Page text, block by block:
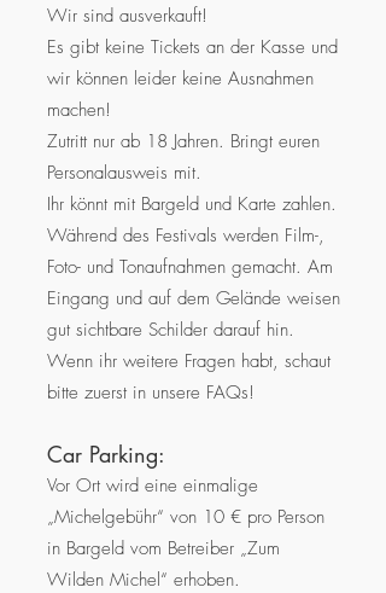
Wir sind ausverkauft!
Es gibt keine Tickets an der Kasse und
wir können leider keine Ausnahmen
machen!
Zutritt nur ab 18 Jahren. Bringt euren
Personalausweis mit.
Ihr könnt mit Bargeld und Karte zahlen.
Während des Festivals werden Film-,
Foto- und Tonaufnahmen gemacht. Am
Eingang und auf dem Gelände weisen
gut sichtbare Schilder darauf hin.
Wenn ihr weitere Fragen habt, schaut
bitte zuerst in unsere FAQs!
Car Parking:
Vor Ort wird eine einmalige
„Michelgebühr“ von 10 € pro Person
in Bargeld vom Betreiber „Zum
Wilden Michel“ erhoben.